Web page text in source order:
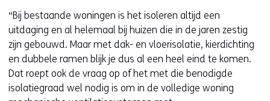
“Bij bestaande woningen is het isoleren altijd een
uitdaging en al helemaal bij huizen die in de jaren zestig
zijn gebouwd. Maar met dak- en vloerisolatie, kierdichting
en dubbele ramen blijk je dus al een heel eind te komen.
Dat roept ook de vraag op of het met die benodigde
isolatiegraad wel nodig is om in de volledige woning